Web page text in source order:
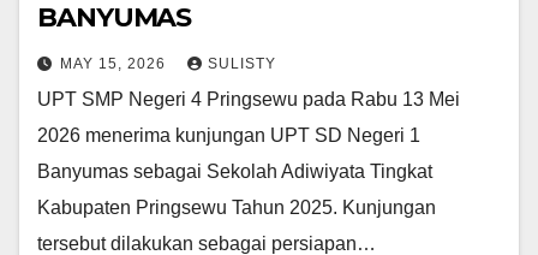
BANYUMAS
MAY 15, 2026 SULISTY
UPT SMP Negeri 4 Pringsewu pada Rabu 13 Mei
2026 menerima kunjungan UPT SD Negeri 1
Banyumas sebagai Sekolah Adiwiyata Tingkat
Kabupaten Pringsewu Tahun 2025. Kunjungan
tersebut dilakukan sebagai persiapan…